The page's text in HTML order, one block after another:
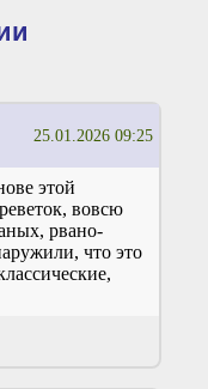
25.01.2026 09:25
этой
вовсю
рвано-
что это